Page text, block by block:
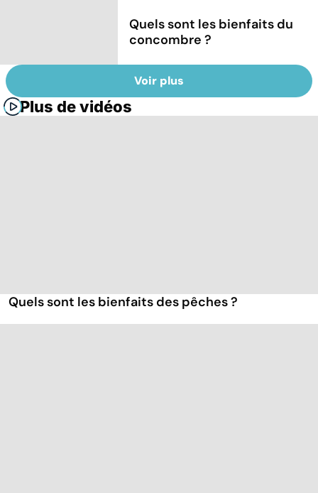
Quels sont les bienfaits du
concombre ?
Voir plus
Plus de vidéos
Quels sont les bienfaits des pêches ?